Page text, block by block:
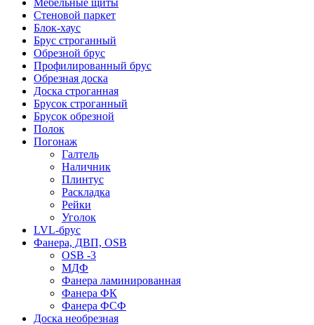
Мебельные щиты
Стеновой паркет
Блок-хаус
Брус строганный
Обрезной брус
Профилированный брус
Обрезная доска
Доска строганная
Брусок строганный
Брусок обрезной
Полок
Погонаж
Галтель
Наличник
Плинтус
Раскладка
Рейки
Уголок
LVL-брус
Фанера, ДВП, OSB
OSB -3
МДФ
Фанера ламинированная
Фанера ФК
Фанера ФСФ
Доска необрезная